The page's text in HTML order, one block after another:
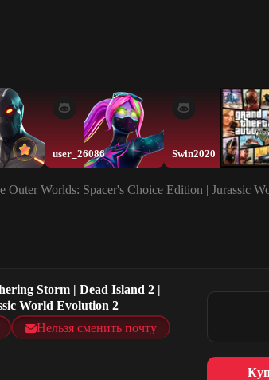
user_26086 Swin2020
Worlds: Spacer's Choice Edition | Jurassic
Storm | Dead Island 2 |
World Evolution 2
Нельзя сменить почту